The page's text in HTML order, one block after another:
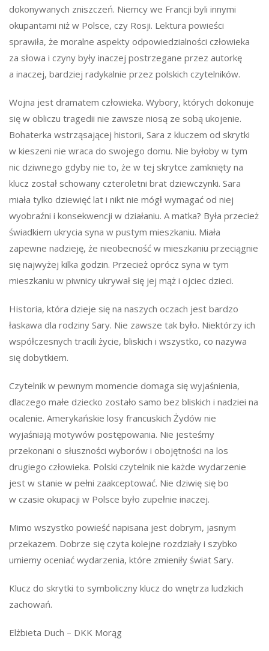
dokonywanych zniszczeń. Niemcy we Francji byli innymi
okupantami niż w Polsce, czy Rosji. Lektura powieści
sprawiła, że moralne aspekty odpowiedzialności człowieka
za słowa i czyny były inaczej postrzegane przez autorkę
a inaczej, bardziej radykalnie przez polskich czytelników.
Wojna jest dramatem człowieka. Wybory, których dokonuje
się w obliczu tragedii nie zawsze niosą ze sobą ukojenie.
Bohaterka wstrząsającej historii, Sara z kluczem od skrytki
w kieszeni nie wraca do swojego domu. Nie byłoby w tym
nic dziwnego gdyby nie to, że w tej skrytce zamknięty na
klucz został schowany czteroletni brat dziewczynki. Sara
miała tylko dziewięć lat i nikt nie mógł wymagać od niej
wyobraźni i konsekwencji w działaniu. A matka? Była przecież
świadkiem ukrycia syna w pustym mieszkaniu. Miała
zapewne nadzieję, że nieobecność w mieszkaniu przeciągnie
się najwyżej kilka godzin. Przecież oprócz syna w tym
mieszkaniu w piwnicy ukrywał się jej mąż i ojciec dzieci.
Historia, która dzieje się na naszych oczach jest bardzo
łaskawa dla rodziny Sary. Nie zawsze tak było. Niektórzy ich
współczesnych tracili życie, bliskich i wszystko, co nazywa
się dobytkiem.
Czytelnik w pewnym momencie domaga się wyjaśnienia,
dlaczego małe dziecko zostało samo bez bliskich i nadziei na
ocalenie. Amerykańskie losy francuskich Żydów nie
wyjaśniają motywów postępowania. Nie jesteśmy
przekonani o słuszności wyborów i obojętności na los
drugiego człowieka. Polski czytelnik nie każde wydarzenie
jest w stanie w pełni zaakceptować. Nie dziwię się bo
w czasie okupacji w Polsce było zupełnie inaczej.
Mimo wszystko powieść napisana jest dobrym, jasnym
przekazem. Dobrze się czyta kolejne rozdziały i szybko
umiemy oceniać wydarzenia, które zmieniły świat Sary.
Klucz do skrytki to symboliczny klucz do wnętrza ludzkich
zachowań.
Elżbieta Duch – DKK Morąg